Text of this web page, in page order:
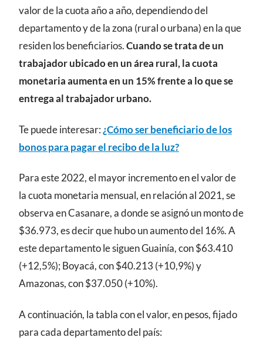
valor de la cuota año a año, dependiendo del
departamento y de la zona (rural o urbana) en la que
residen los beneficiarios.Cuando se trata de un
trabajador ubicado en un área rural, la cuota
monetaria aumenta en un 15% frente a lo que se
entrega al trabajador urbano.
Te puede interesar: ¿Cómo ser beneficiario de los
bonos para pagar el recibo de la luz?
Para este 2022, el mayor incremento en el valor de
la cuota monetaria mensual, en relación al 2021, se
observa en Casanare, a donde se asignó un monto de
$36.973, es decir que hubo un aumento del 16%. A
este departamento le siguen Guainía, con $63.410
(+12,5%); Boyacá, con $40.213 (+10,9%) y
Amazonas, con $37.050 (+10%).
A continuación, la tabla con el valor, en pesos, fijado
para cada departamento del país: